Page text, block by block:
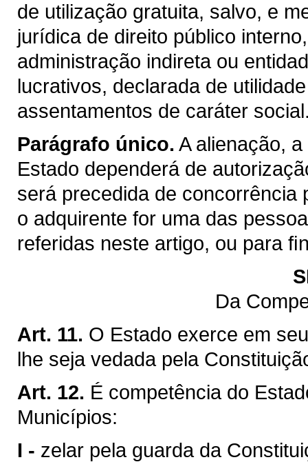
de utilização gratuita, salvo, e
jurídica de direito público
administração indireta ou
lucrativos, declarada de
assentamentos de caráter
Parágrafo único. A alienação,
Estado dependerá de
será precedida de concorrência
o adquirente for uma das
referidas neste artigo, ou para
Da
Art. 11. O Estado exerce em
lhe seja vedada pela
Art. 12. É competência do
Municípios:
I - zelar pela guarda da